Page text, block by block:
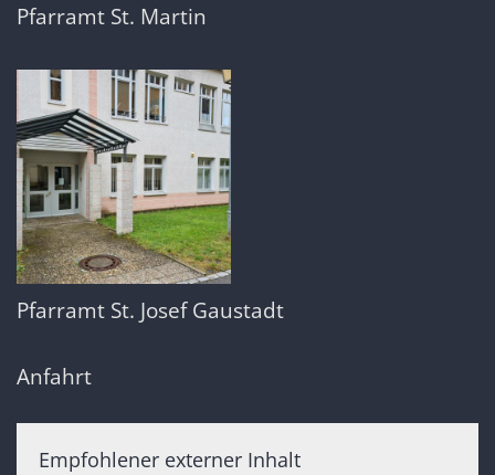
Pfarramt St. Martin
Pfarramt St. Josef Gaustadt
Anfahrt
Empfohlener externer Inhalt